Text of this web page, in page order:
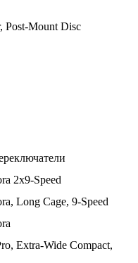
Post-Mount Disc
2x9-Speed
Long Cage, 9-Speed
Extra-Wide Compact,